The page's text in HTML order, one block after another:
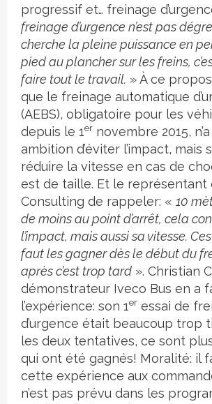
progressif et… freinage
freinage d’urgence n’est pas
cherche la pleine puissance en
pied au plancher sur les freins,
faire tout le travail. » À ce
que le freinage automatique
(AEBS), obligatoire pour les
depuis le 1er novembre 2015,
ambition d’éviter l’impact, mais
réduire la vitesse en cas de
est de taille. Et le représentant
Consulting de rappeler: « 10
de moins au point d’arrêt, cela
l’impact, mais aussi sa vitesse.
faut les gagner dès le début du
après c’est trop tard ». Christian
démonstrateur Iveco Bus en a
l’expérience: son 1er essai de
d’urgence était beaucoup trop
les deux tentatives, ce sont
qui ont été gagnés! Moralité: il
cette expérience aux
n’est pas prévu dans les